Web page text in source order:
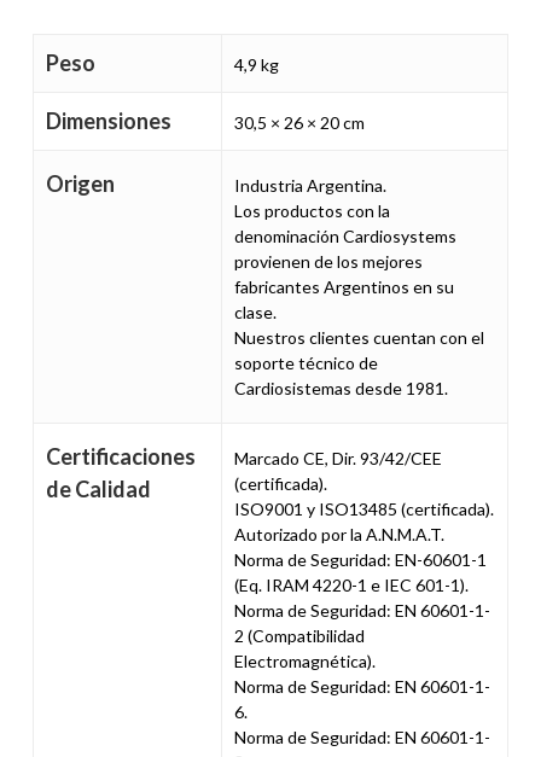
Peso 4,9 kg
Dimensiones 30,5 × 26 × 20 cm
Origen
Industria Argentina.
Los productos con la
denominación Cardiosystems
provienen de los mejores
fabricantes Argentinos en su
clase.
Nuestros clientes cuentan con el
soporte técnico de
Cardiosistemas desde 1981.
Certificaciones
de Calidad
Marcado CE, Dir. 93/42/CEE
(certificada).
ISO9001 y ISO13485 (certificada).
Autorizado por la A.N.M.A.T.
Norma de Seguridad: EN-60601-1
(Eq. IRAM 4220-1 e IEC 601-1).
Norma de Seguridad: EN 60601-1-
2 (Compatibilidad
Electromagnética).
Norma de Seguridad: EN 60601-1-
6.
Norma de Seguridad: EN 60601-1-